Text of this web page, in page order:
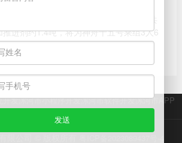
中国航天科技集团有限公司五院抓总研
统、空间站系统、空间应用领域的货物共
进剂约1.4吨，将为神舟十五号乘组3人6
站组装建造和空间应用领域提供物资保
开发漯河市小程序开发漯河市软件开发漯河市APP
限公司 © 版权所有